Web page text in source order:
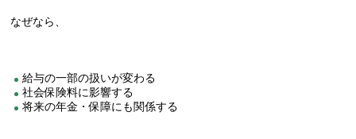
なぜなら、
給与の一部の扱いが変わる
社会保険料に影響する
将来の年金・保障にも関係する